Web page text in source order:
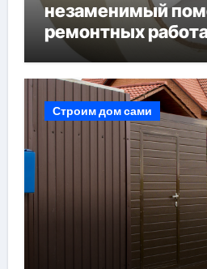
незаменимый
ремонтных
Строим дом сами